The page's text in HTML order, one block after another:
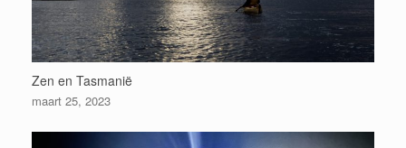
Zen en Tasmanië
maart 25, 2023